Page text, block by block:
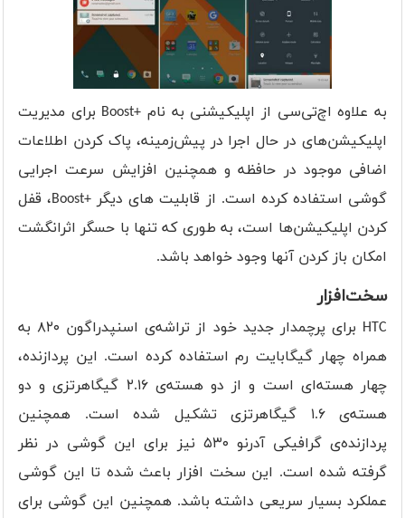
به علاوه اچ‌تی‌سی از اپلیکیشنی به نام +Boost برای مدیریت
اپلیکیشن‌های در حال اجرا در پیش‌زمینه، پاک کردن اطلاعات
اضافی موجود در حافظه و همچنین افزایش سرعت اجرایی
گوشی استفاده کرده است. از قابلیت های دیگر +Boost، قفل
کردن اپلیکیشن‌ها است، به طوری که تنها با حسگر اثرانگشت
امکان باز کردن آنها وجود خواهد باشد.
سخت‌افزار
HTC برای پرچمدار جدید خود از تراشه‌ی اسنپدراگون ۸۲۰ به
همراه چهار گیگابایت رم استفاده کرده است. این پردازنده‌،
چهار هسته‌ای است و از دو هسته‌ی ۲.۱۶ گیگاهرتزی و دو
هسته‌ی ۱.۶ گیگاهرتزی تشکیل شده است. همچنین
پردازنده‌ی گرافیکی آدرنو ۵۳۰ نیز برای این گوشی در نظر
گرفته شده است. این سخت افزار باعث شده تا این گوشی
عملکرد بسیار سریعی داشته باشد. همچنین این گوشی برای